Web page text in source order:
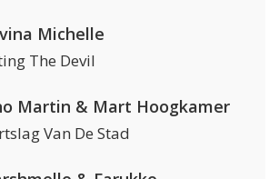
Michelle
The Devil
Martin & Mart Hoogkamer
Van De Stad